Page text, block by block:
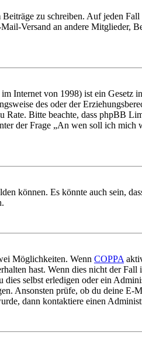
zu schreiben. Auf jeden Fall
Versand an andere Mitglieder,
Internet von 1998) ist ein Gesetz
des oder der
Bitte beachte, dass phpBB
der Frage „An wen soll ich mich
können. Es könnte auch sein,
Möglichkeiten. Wenn COPPA
hast. Wenn dies nicht der Fall
selbst erledigen oder ein
Ansonsten prüfe, ob du deine E-
dann kontaktiere einen